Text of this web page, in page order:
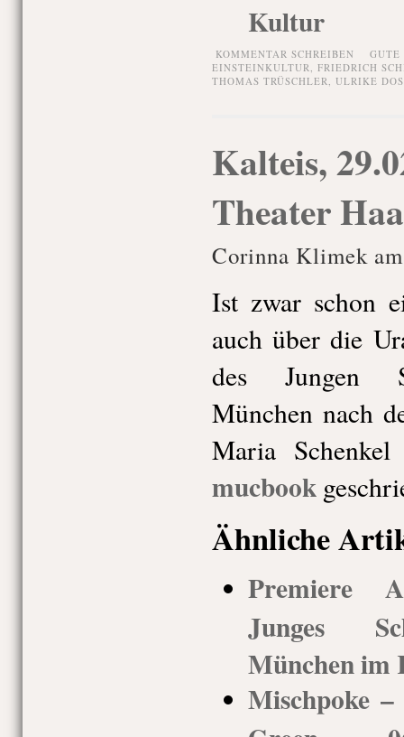
Kultur
KOMMENTAR SCHREIBEN
GUTE
EINSTEINKULTUR, FRIEDRICH
THOMAS TRÜSCHLER, ULRIKE
Kalteis,
Theater
Corinna Klimek
Ist zwar schon
auch über die
des Jungen
München nach
Maria
mucbook
Ähnliche
Premiere
Junges
München im
Mischpoke